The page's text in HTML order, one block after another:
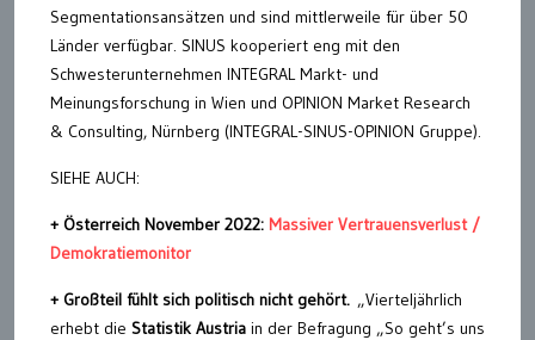
Segmentationsansätzen und sind mittlerweile für über 50
Länder verfügbar. SINUS kooperiert eng mit den
Schwesterunternehmen INTEGRAL Markt- und
Meinungsforschung in Wien und OPINION Market Research
& Consulting, Nürnberg (INTEGRAL-SINUS-OPINION Gruppe).
SIEHE AUCH:
+ Österreich November 2022: Massiver Vertrauensverlust /
Demokratiemonitor
+ Großteil fühlt sich politisch nicht gehört. „Vierteljährlich
erhebt die Statistik Austria in der Befragung „So geht’s uns